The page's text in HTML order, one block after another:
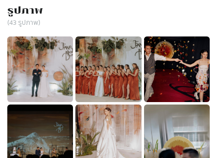
รูปภาพ
(43 รูปภาพ)